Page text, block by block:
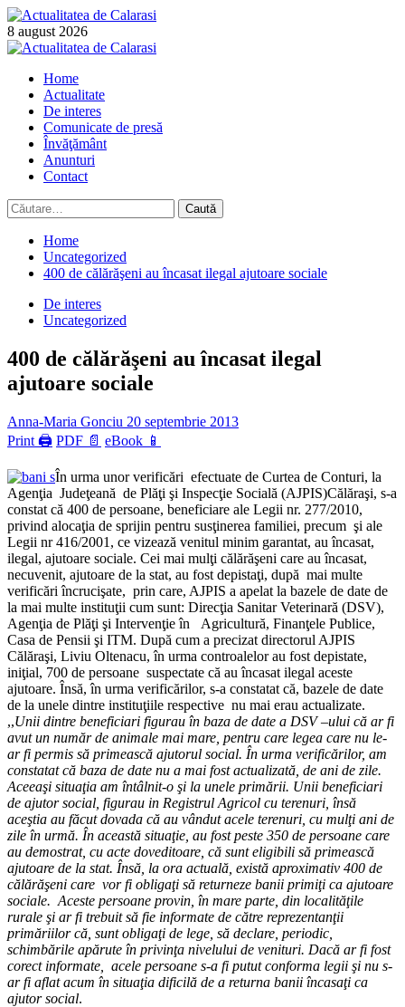
Skip
to
content
8 august 2026
Primary
Home
Actualitate
De interes
Comunicate de presă
Învăţământ
Anunturi
Contact
Caută
după:
Home
Uncategorized
400 de călărăşeni au încasat ilegal ajutoare sociale
De interes
Uncategorized
400 de călărăşeni au încasat ilegal
ajutoare sociale
Anna-Maria Gonciu 20 septembrie 2013
Print 🖨 PDF 📄 eBook 📱
În urma unor verificări efectuate de Curtea de Conturi, la
Agenţia Judeţeană de Plăţi şi Inspecţie Socială (AJPIS)Călăraşi, s-a
constat că 400 de persoane, beneficiare ale Legii nr. 277/2010,
privind alocaţia de sprijin pentru susţinerea familiei, precum şi ale
Legii nr 416/2001, ce vizează venitul minim garantat, au încasat,
ilegal, ajutoare sociale. Cei mai mulţi călărăşeni care au încasat,
necuvenit, ajutoare de la stat, au fost depistaţi, după mai multe
verificări încrucişate, prin care, AJPIS a apelat la bazele de date de
la mai multe instituţii cum sunt: Direcţia Sanitar Veterinară (DSV),
Agenţia de Plăţi şi Intervenţie în Agricultură, Finanţele Publice,
Casa de Pensii şi ITM. După cum a precizat directorul AJPIS
Călăraşi, Liviu Oltenacu, în urma controalelor au fost depistate,
iniţial, 700 de persoane suspectate că au încasat ilegal aceste
ajutoare. Însă, în urma verificărilor, s-a constatat că, bazele de date
de la unele dintre instituţiile respective nu mai erau actualizate.
,,Unii dintre beneficiari figurau în baza de date a DSV –ului că ar fi
avut un număr de animale mai mare, pentru care legea care nu le-
ar fi permis să primească ajutorul social. În urma verificărilor, am
constatat că baza de date nu a mai fost actualizată, de ani de zile.
Aceeaşi situaţia am întâlnit-o şi la unele primării. Unii beneficiari
de ajutor social, figurau in Registrul Agricol cu terenuri, însă
aceştia au făcut dovada că au vândut acele terenuri, cu mulţi ani de
zile în urmă. În această situaţie, au fost peste 350 de persoane care
au demostrat, cu acte doveditoare, că sunt eligibili să primească
ajutoare de la stat. Însă, la ora actuală, există aproximativ 400 de
călărăşeni care vor fi obligaţi să returneze banii primiţi ca ajutoare
sociale. Aceste persoane provin, în mare parte, din localităţile
rurale şi ar fi trebuit să fie informate de către reprezentanţii
primăriilor că, sunt obligaţi de lege, să declare, periodic,
schimbările apărute în privinţa nivelului de venituri. Dacă ar fi fost
corect informate, acele persoane s-a fi putut conforma legii şi nu s-
ar fi aflat acum în situaţia dificilă de a returna banii încasaţi ca
ajutor social.